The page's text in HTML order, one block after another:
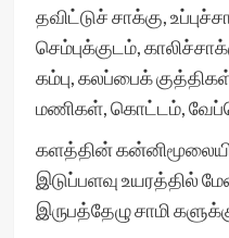
தவிட்டுச் சாக்கு,
செம்புக்குடம்,
கம்பு, கலப்பைக்
மணிகள், கொட்டம்,
களத்தின்
இடுப்பளவு உயரத்தில்
இருபத்தேழு சாமி